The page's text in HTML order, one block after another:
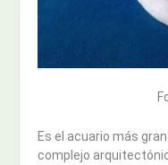
Es el acuario más
complejo